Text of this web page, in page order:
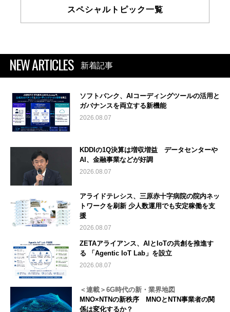
スペシャルトピック一覧
NEW ARTICLES 新着記事
ソフトバンク、AIコーディングツールの活用と
ガバナンスを両立する新機能
2026.08.07
KDDIの1Q決算は増収増益 データセンターや
AI、金融事業などが好調
2026.08.07
アライドテレシス、三原赤十字病院の院内ネッ
トワークを刷新 少人数運用でも安定稼働を支
援
2026.08.07
ZETAアライアンス、AIとIoTの共創を推進す
る 「Agentic IoT Lab」を設立
2026.08.07
＜連載＞6G時代の新・業界地図
MNO×NTNの新秩序 MNOとNTN事業者の関
係は変化するか？